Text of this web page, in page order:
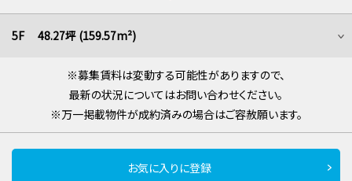
5F 48.27坪 (159.57m²)
※募集賃料は変動する可能性がありますので、
最新の状況についてはお問い合わせください。
※万一掲載物件が成約済みの場合はご容赦願います。
お気に入りに登録